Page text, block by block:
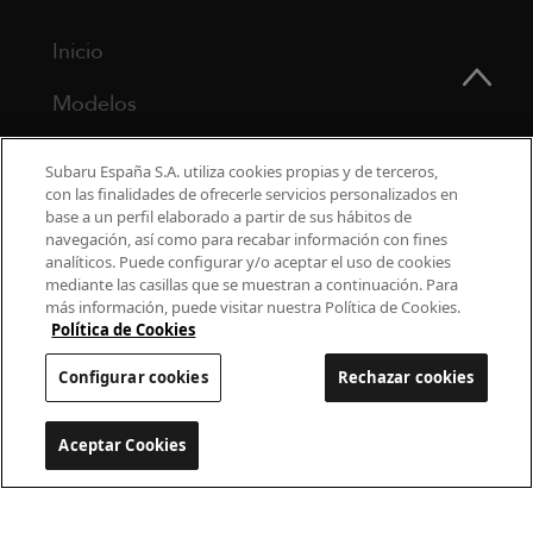
Inicio
Modelos
Finance
Propietarios
Contacto
Universo Subaru
900 440 044
cac.subaru@subaru.es
Aviso Legal
Subaru España S.A. utiliza cookies propias y de terceros,
con las finalidades de ofrecerle servicios personalizados en
base a un perfil elaborado a partir de sus hábitos de
navegación, así como para recabar información con fines
analíticos. Puede configurar y/o aceptar el uso de cookies
mediante las casillas que se muestran a continuación. Para
más información, puede visitar nuestra Política de Cookies.
Política de Cookies
Configurar cookies Rechazar cookies
Aceptar Cookies